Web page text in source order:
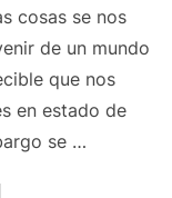
cosas se nos
de un mundo
que nos
en estado de
se …